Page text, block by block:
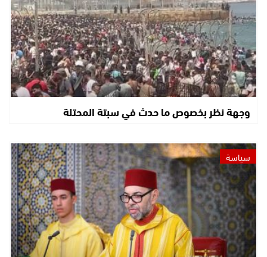
وجهة نظر بخصوص ما حدث في سبتة المحتلة
سياسة